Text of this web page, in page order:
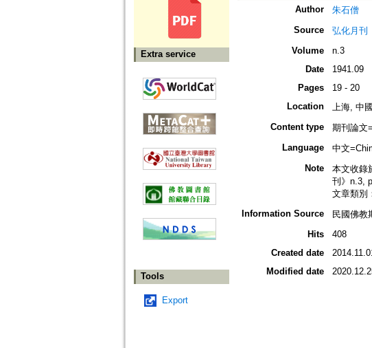
Extra service
Tools
Export
Author
朱石僧
Source
弘化月刊
Volume
n.3
Date
1941.09
Pages
19 - 20
Location
上海, 中
Content type
期刊論文
Language
中文
Note
本文收錄
刊》n.3,
文章類別
Information Source
民國佛教
Hits
408
Created date
Modified date